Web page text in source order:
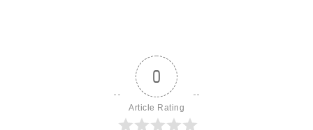
0
Article Rating